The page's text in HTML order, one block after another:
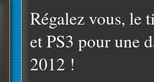
Régalez vous, le
et PS3 pour une
2012 !